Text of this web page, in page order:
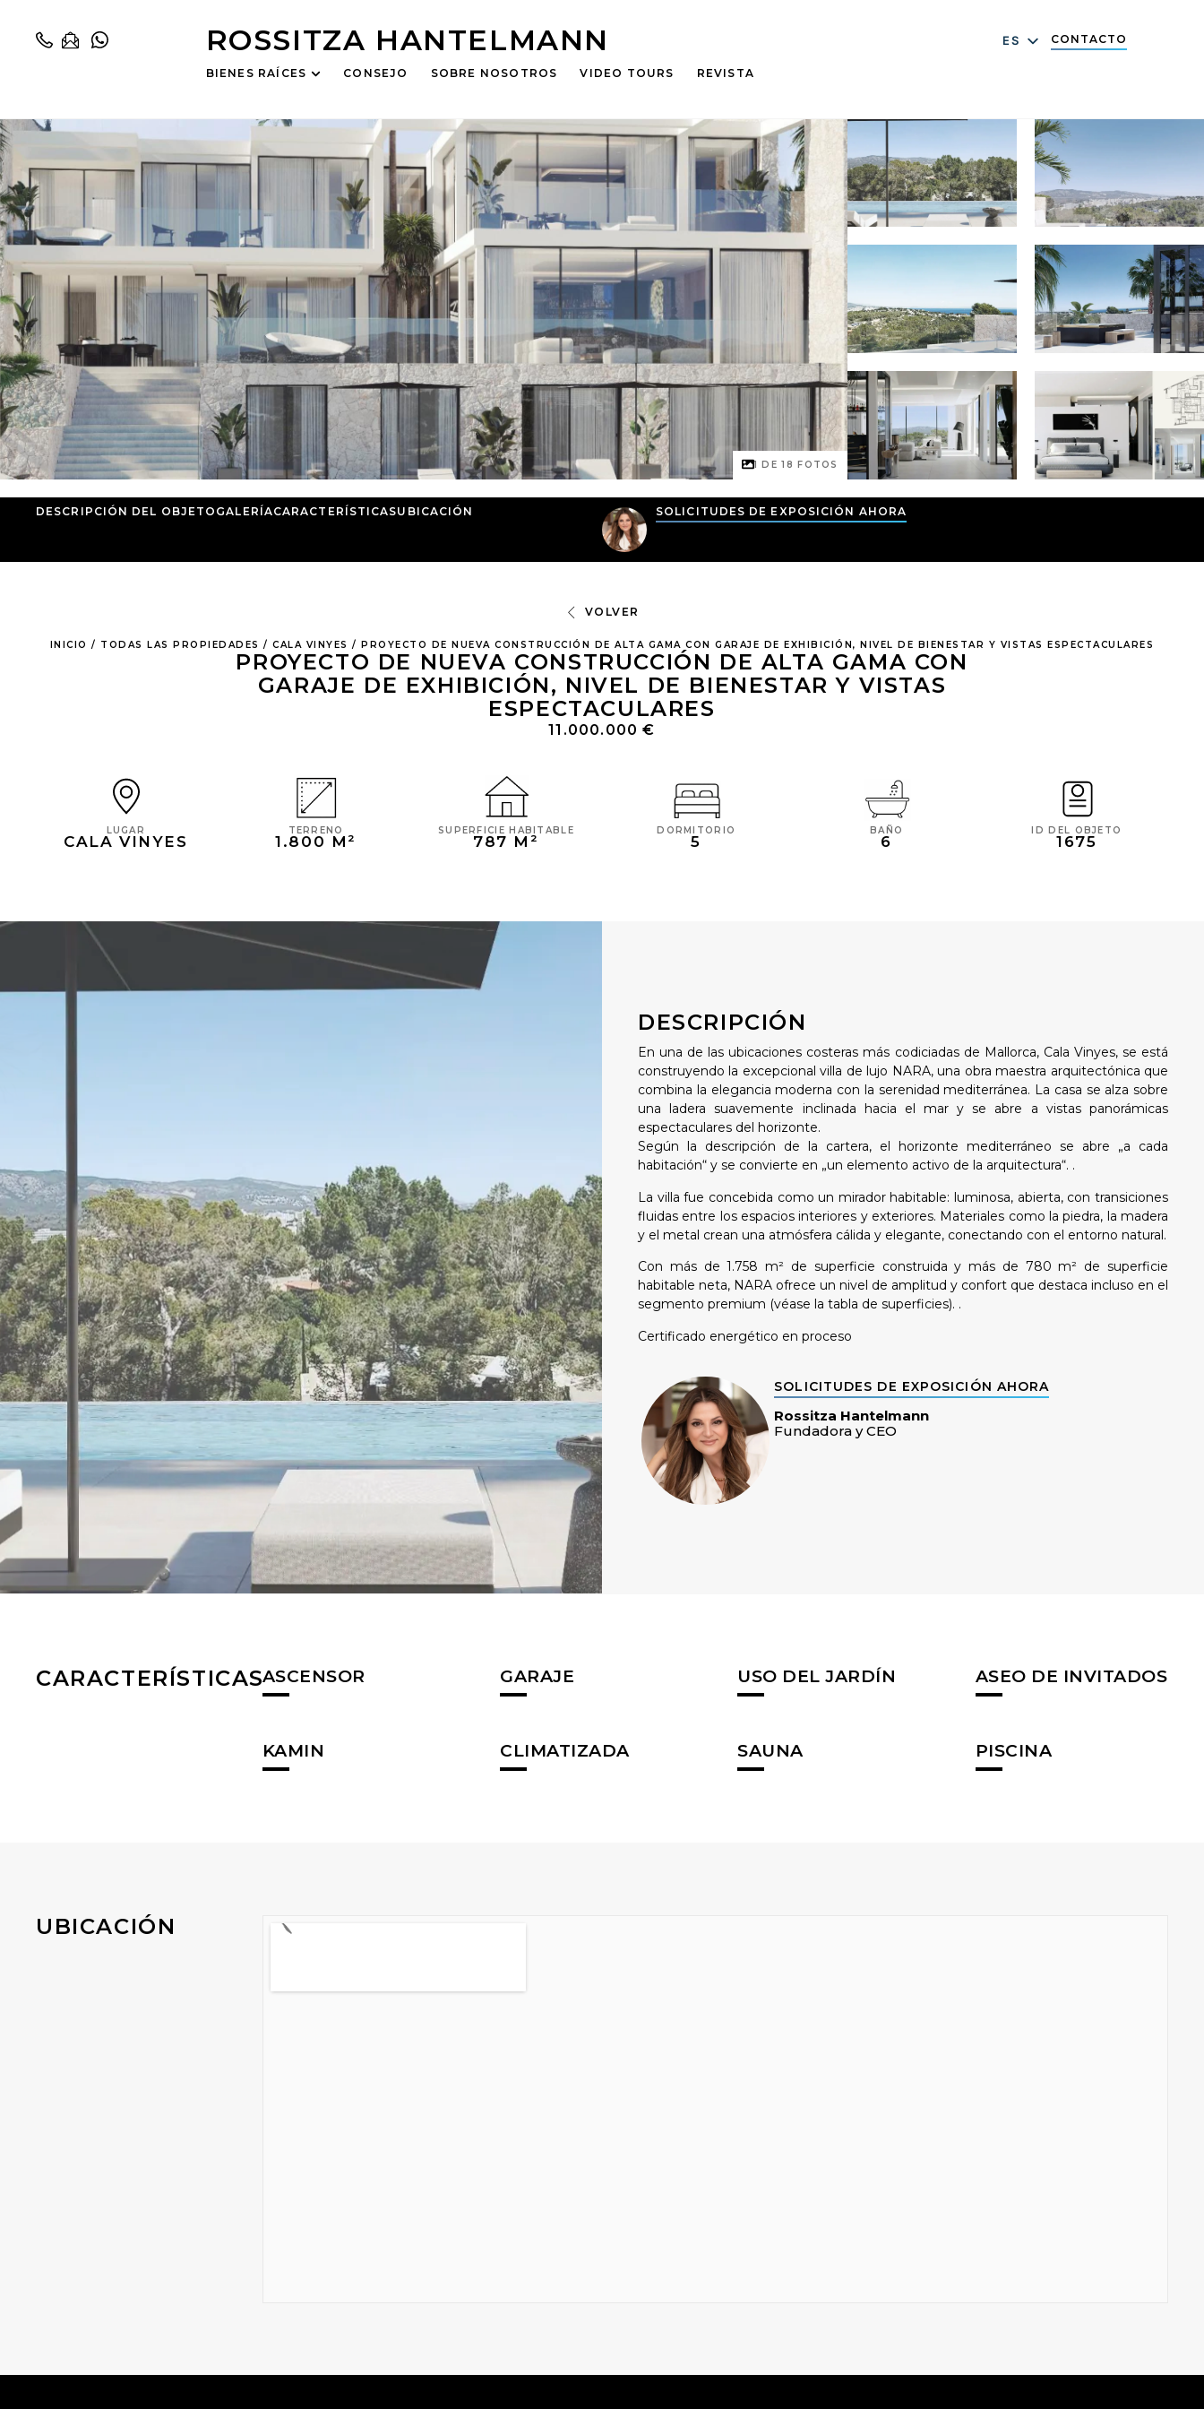
ROSSITZA HANTELMANN
BIENES RAÍCES CONSEJO SOBRE NOSOTROS VIDEO TOURS REVISTA
ES CONTACTO
1 DE18 FOTOS
DESCRIPCIÓN DEL OBJETO GALERÍACARACTERÍSTICASUBICACIÓN SOLICITUDES DE EXPOSICIÓN AHORA
VOLVER
INICIO / TODAS LAS PROPIEDADES /CALA VINYES / PROYECTO DE NUEVA CONSTRUCCIÓN DE ALTA GAMA CON GARAJE DE EXHIBICIÓN, NIVEL DE BIENESTAR Y VISTAS ESPECTACULARES
PROYECTO DE NUEVA CONSTRUCCIÓN DE ALTA GAMA CON
GARAJE DE EXHIBICIÓN, NIVEL DE BIENESTAR Y VISTAS
ESPECTACULARES
11.000.000 €
LUGAR
CALA VINYES
TERRENO
1.800 M²
SUPERFICIE HABITABLE
787 M²
DORMITORIO
5
BAÑO
6
ID DEL OBJETO
1675
DESCRIPCIÓN
En una de las ubicaciones costeras más codiciadas de Mallorca, Cala Vinyes, se está
construyendo la excepcional villa de lujo NARA, una obra maestra arquitectónica que
combina la elegancia moderna con la serenidad mediterránea. La casa se alza sobre
una ladera suavemente inclinada hacia el mar y se abre a vistas panorámicas
espectaculares del horizonte.
Según la descripción de la cartera, el horizonte mediterráneo se abre „a cada
habitación“ y se convierte en „un elemento activo de la arquitectura“. .
La villa fue concebida como un mirador habitable: luminosa, abierta, con transiciones
fluidas entre los espacios interiores y exteriores. Materiales como la piedra, la madera
y el metal crean una atmósfera cálida y elegante, conectando con el entorno natural.
Con más de 1.758 m² de superficie construida y más de 780 m² de superficie
habitable neta, NARA ofrece un nivel de amplitud y confort que destaca incluso en el
segmento premium (véase la tabla de superficies). .
Certificado energético en proceso
SOLICITUDES DE EXPOSICIÓN AHORA
Rossitza Hantelmann
Fundadora y CEO
CARACTERÍSTICASASCENSOR GARAJE USO DEL JARDÍN ASEO DE INVITADOS
KAMIN CLIMATIZADA SAUNA PISCINA
UBICACIÓN